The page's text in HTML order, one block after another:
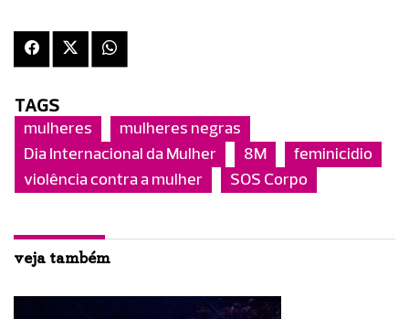
TAGS
mulheres
mulheres negras
Dia Internacional da Mulher
8M
feminicidio
violência contra a mulher
SOS Corpo
veja também